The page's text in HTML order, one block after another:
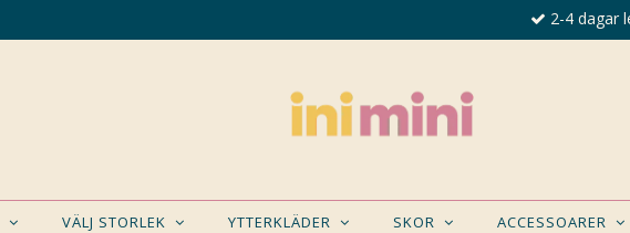
2-4 dagar
VÄLJ STORLEK YTTERKLÄDER SKOR ACCESSOARER